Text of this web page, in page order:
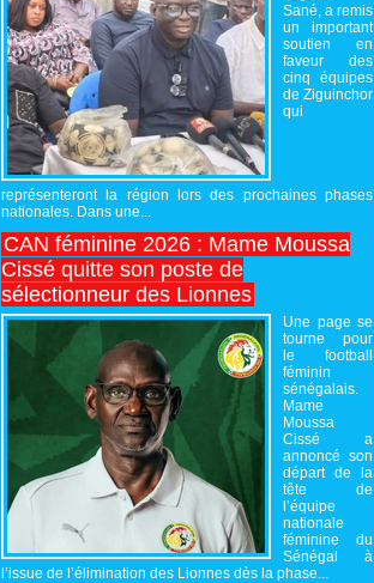
Sané, a remis
un important
soutien en
faveur des
cinq équipes
de Ziguinchor
qui
représenteront la région lors des prochaines phases
nationales. Dans une...
CAN féminine 2026 : Mame Moussa
Cissé quitte son poste de
sélectionneur des Lionnes
Une page se
tourne pour
le football
féminin
sénégalais.
Mame
Moussa
Cissé a
annoncé son
départ de la
tête de
l’équipe
nationale
féminine du
Sénégal à
l’issue de l’élimination des Lionnes dès la phase...